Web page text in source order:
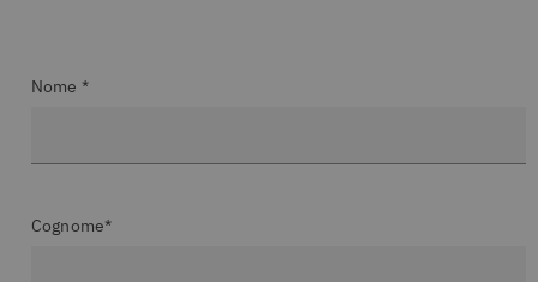
Nome *
Cognome*